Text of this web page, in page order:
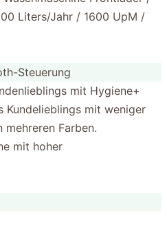
Steuerung
mit Hygiene+
Kundelieblings mit weniger
Farben.
mit hoher